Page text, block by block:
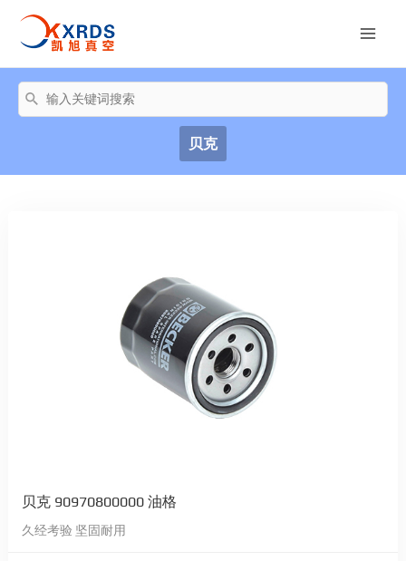
搜
索：
贝克
贝克 90970800000 油格
久经考验 坚固耐用